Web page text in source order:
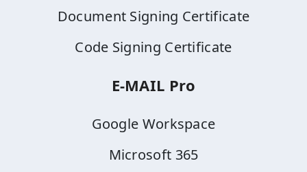
Document Signing Certificate
Code Signing Certificate
E-MAIL Pro
Google Workspace
Microsoft 365